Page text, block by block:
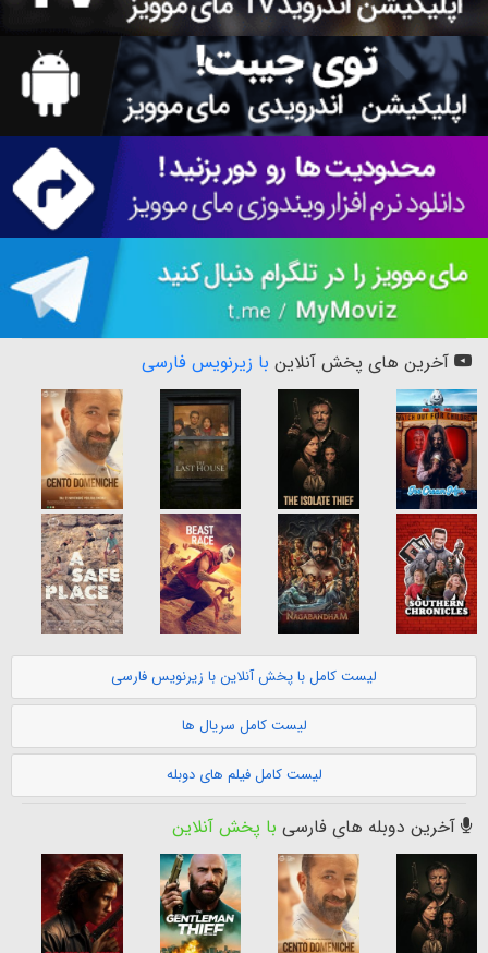
آخرین های پخش آنلاین با زیرنویس فارسی
لیست کامل با پخش آنلاین با زیرنویس فارسی
لیست کامل سریال ها
لیست کامل فیلم های دوبله
آخرین دوبله های فارسی با پخش آنلاین